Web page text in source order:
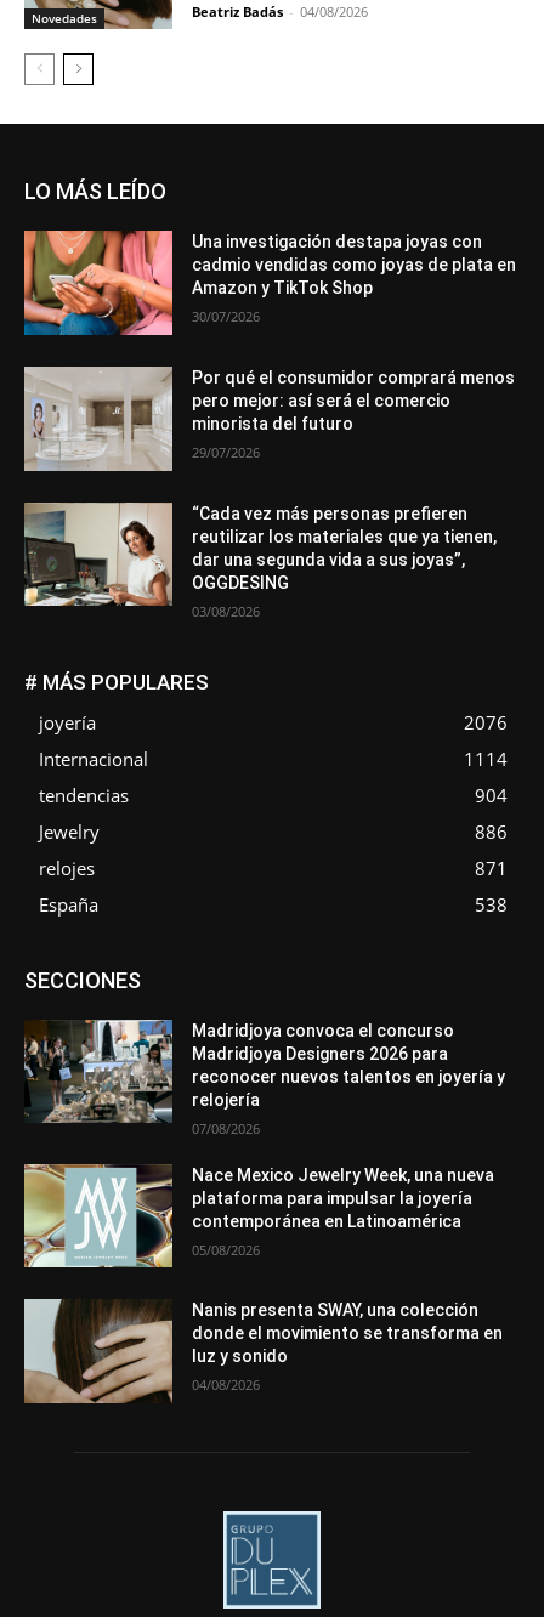
Novedades Beatriz Badás - 04/08/2026
LO MÁS LEÍDO
Una investigación destapa joyas con
cadmio vendidas como joyas de plata en
Amazon y TikTok Shop
30/07/2026
Por qué el consumidor comprará menos
pero mejor: así será el comercio
minorista del futuro
29/07/2026
“Cada vez más personas prefieren
reutilizar los materiales que ya tienen,
dar una segunda vida a sus joyas”,
OGGDESING
03/08/2026
# MÁS POPULARES
joyería
2076
Internacional
1114
tendencias
904
Jewelry
886
relojes
871
España
538
SECCIONESAsociaciones
Entrevistas
Mundo Técnico
Novedades Opiniones
Perspectiva
Premios
Secciones Sin categoría
Más
Madridjoya convoca el concurso
Madridjoya Designers 2026 para
reconocer nuevos talentos en joyería y
relojería
07/08/2026
Nace Mexico Jewelry Week, una nueva
plataforma para impulsar la joyería
contemporánea en Latinoamérica
05/08/2026
Nanis presenta SWAY, una colección
donde el movimiento se transforma en
luz y sonido
04/08/2026